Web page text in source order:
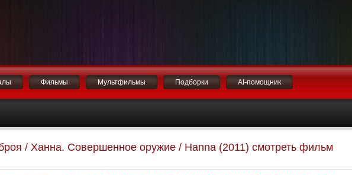
Фильмы Мультфильмы Подборки AI-помощник
/ Ханна. Совершенное оружие / Hanna (2011) смотреть фильм